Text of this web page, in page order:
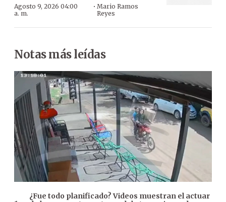
Agosto 9, 2026 04:00
a. m.
· Mario Ramos
Reyes
Notas más leídas
¿Fue todo planificado? Videos muestran el actuar